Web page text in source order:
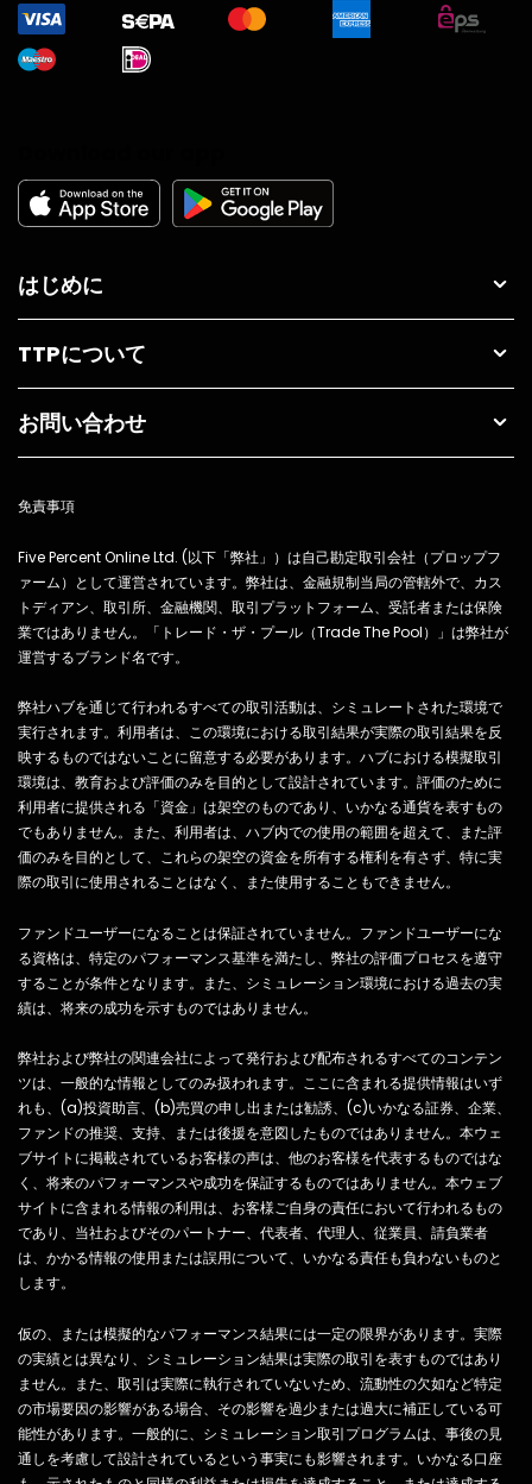
はじめに
TTPについて
お問い合わせ
免責事項
Five Percent Online Ltd. (以下「弊社」）は自己勘定取引会社（プロップフ
ァーム）として運営されています。弊社は、金融規制当局の管轄外で、カス
トディアン、取引所、金融機関、取引プラットフォーム、受託者または保険
業ではありません。「トレード・ザ・プール（Trade The Pool）」は弊社が
運営するブランド名です。
弊社ハブを通じて行われるすべての取引活動は、シミュレートされた環境で
実行されます。利用者は、この環境における取引結果が実際の取引結果を反
映するものではないことに留意する必要があります。ハブにおける模擬取引
環境は、教育および評価のみを目的として設計されています。評価のために
利用者に提供される「資金」は架空のものであり、いかなる通貨を表すもの
でもありません。また、利用者は、ハブ内での使用の範囲を超えて、また評
価のみを目的として、これらの架空の資金を所有する権利を有さず、特に実
際の取引に使用されることはなく、また使用することもできません。
ファンドユーザーになることは保証されていません。ファンドユーザーにな
る資格は、特定のパフォーマンス基準を満たし、弊社の評価プロセスを遵守
することが条件となります。また、シミュレーション環境における過去の実
績は、将来の成功を示すものではありません。
弊社および弊社の関連会社によって発行および配布されるすべてのコンテン
ツは、一般的な情報としてのみ扱われます。ここに含まれる提供情報はいず
れも、(a)投資助言、(b)売買の申し出または勧誘、(c)いかなる証券、企業、
ファンドの推奨、支持、または後援を意図したものではありません。本ウェ
ブサイトに掲載されているお客様の声は、他のお客様を代表するものではな
く、将来のパフォーマンスや成功を保証するものではありません。本ウェブ
サイトに含まれる情報の利用は、お客様ご自身の責任において行われるもの
であり、当社およびそのパートナー、代表者、代理人、従業員、請負業者
は、かかる情報の使用または誤用について、いかなる責任も負わないものと
します。
仮の、または模擬的なパフォーマンス結果には一定の限界があります。実際
の実績とは異なり、シミュレーション結果は実際の取引を表すものではあり
ません。また、取引は実際に執行されていないため、流動性の欠如など特定
の市場要因の影響がある場合、その影響を過少または過大に補正している可
能性があります。一般的に、シミュレーション取引プログラムは、事後の見
通しを考慮して設計されているという事実にも影響されます。いかなる口座